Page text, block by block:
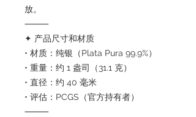
放。
⸻
✦ 产品尺寸和材质
• 材质：纯银（Plata Pura 99.9%）
• 重量：约 1 盎司（31.1 克）
• 直径：约 40 毫米
• 评估：PCGS（官方持有者）
⸻